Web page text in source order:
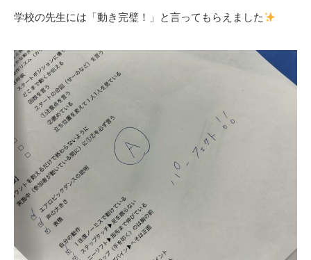
学校の先生には「動き完璧！」と言ってもらえました